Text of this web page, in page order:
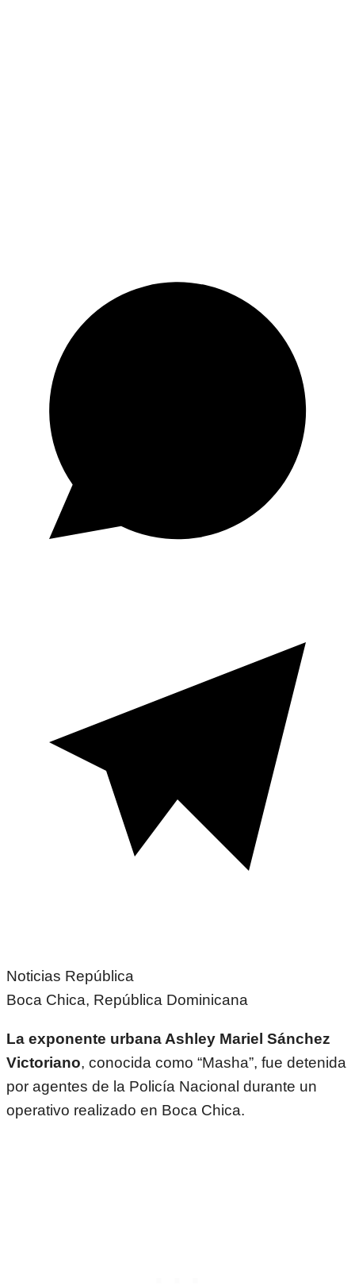
Noticias República
Boca Chica, República Dominicana
La exponente urbana Ashley Mariel Sánchez
Victoriano, conocida como “Masha”, fue detenida
por agentes de la Policía Nacional durante un
operativo realizado en Boca Chica.